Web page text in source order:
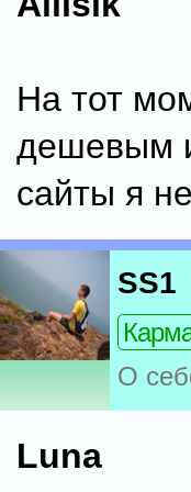
На тот
дешевым
сайты я
SS1
О
Luna